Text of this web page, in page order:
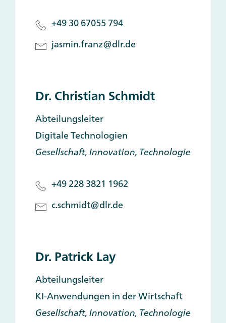
+49 30 67055 794
jasmin.franz@dlr.de
Dr. Christian Schmidt
Abteilungsleiter
Digitale Technologien
Gesellschaft, Innovation, Technologie
+49 228 3821 1962
c.schmidt@dlr.de
Dr. Patrick Lay
Abteilungsleiter
KI-Anwendungen in der Wirtschaft
Gesellschaft, Innovation, Technologie